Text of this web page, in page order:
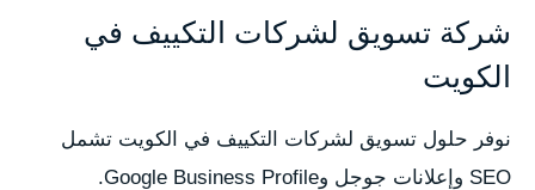
شركة تسويق لشركات التكييف في
الكويت
نوفر حلول تسويق لشركات التكييف في الكويت تشمل
SEO وإعلانات جوجل وGoogle Business Profile.